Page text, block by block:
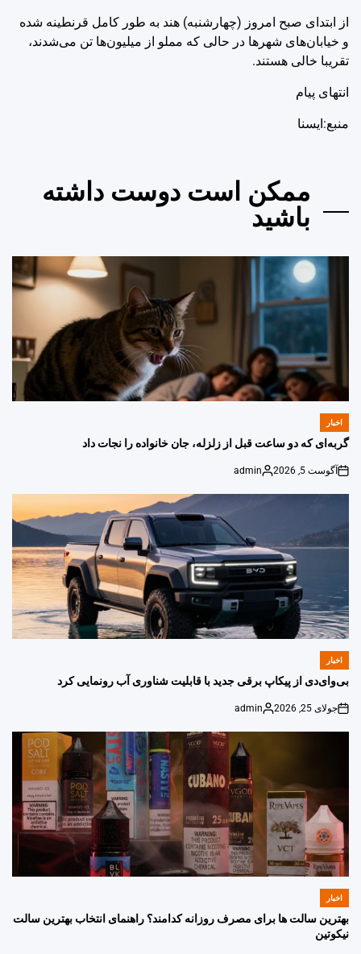
از ابتدای صبح امروز (چهارشنبه) هند به طور کامل قرنطینه شده
و خیابان‌های شهرها در حالی که مملو از میلیون‌ها تن می‌شدند،
تقریبا خالی هستند.
انتهای پیام
منبع:ایسنا
ممکن است دوست داشته
باشید
POSTED
IN
اخبار
گربه‌ای که دو ساعت قبل از زلزله، جان خانواده را نجات داد
on
آگوست 5, 2026
Posted
by
admin
POSTED
اخبار
بی‌وای‌دی از پیکاپ برقی جدید با قابلیت شناوری آب رونمایی کرد
on
جولای 25, 2026
Posted
by
admin
POSTED
اخبار
بهترین سالت ها برای مصرف روزانه کدامند؟ راهنمای انتخاب بهترین سالت
نیکوتین